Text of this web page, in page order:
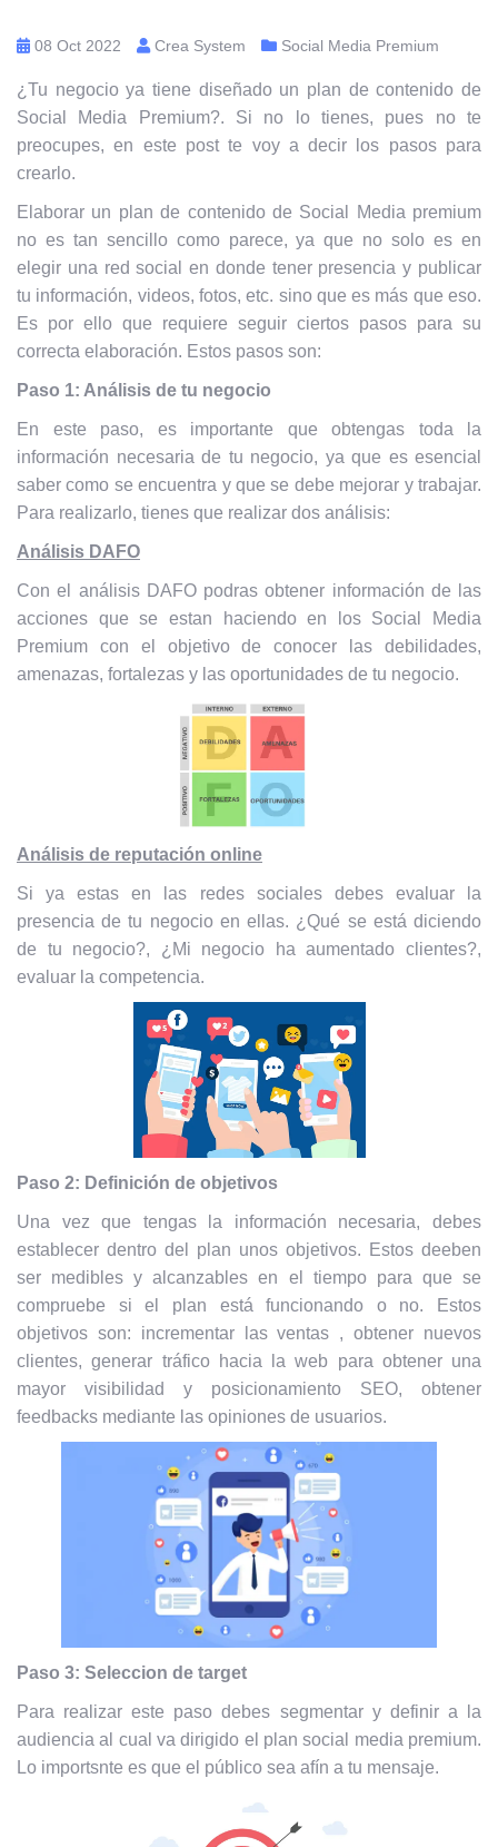
08 Oct 2022 Crea System Social Media Premium
¿Tu negocio ya tiene diseñado un plan de contenido de
Social Media Premium?. Si no lo tienes, pues no te
preocupes, en este post te voy a decir los pasos para
crearlo.
Elaborar un plan de contenido de Social Media premium
no es tan sencillo como parece, ya que no solo es en
elegir una red social en donde tener presencia y publicar
tu información, videos, fotos, etc. sino que es más que eso.
Es por ello que requiere seguir ciertos pasos para su
correcta elaboración. Estos pasos son:
Paso 1: Análisis de tu negocio
En este paso, es importante que obtengas toda la
información necesaria de tu negocio, ya que es esencial
saber como se encuentra y que se debe mejorar y trabajar.
Para realizarlo, tienes que realizar dos análisis:
Análisis DAFO
Con el análisis DAFO podrasobtener información de las
acciones que se estan haciendo en los Social Media
Premium con el objetivo de conocer las debilidades,
amenazas, fortalezas y las oportunidades de tu negocio.
Análisis de reputación online
Si ya estas en las redes sociales debes evaluar la
presencia de tu negocio en ellas. ¿Qué se está diciendo
de tu negocio?, ¿Mi negocio ha aumentado clientes?,
evaluar la competencia.
Paso 2: Definición de objetivos
Una vez que tengas la información necesaria, debes
establecer dentro del plan unos objetivos. Estos deeben
ser medibles y alcanzables en el tiempo para que se
compruebe si el plan está funcionando o no. Estos
objetivos son: incrementar las ventas , obtener nuevos
clientes, generar tráfico hacia la web para obtener una
mayor visibilidad y posicionamiento SEO, obtener
feedbacks mediante las opiniones de usuarios.
Paso 3: Seleccion de target
Para realizar este paso debes segmentar y definir a la
audiencia al cual va dirigido el plan social media premium.
Lo importsnte es que el público sea afín a tu mensaje.